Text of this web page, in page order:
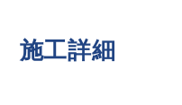
施工詳細